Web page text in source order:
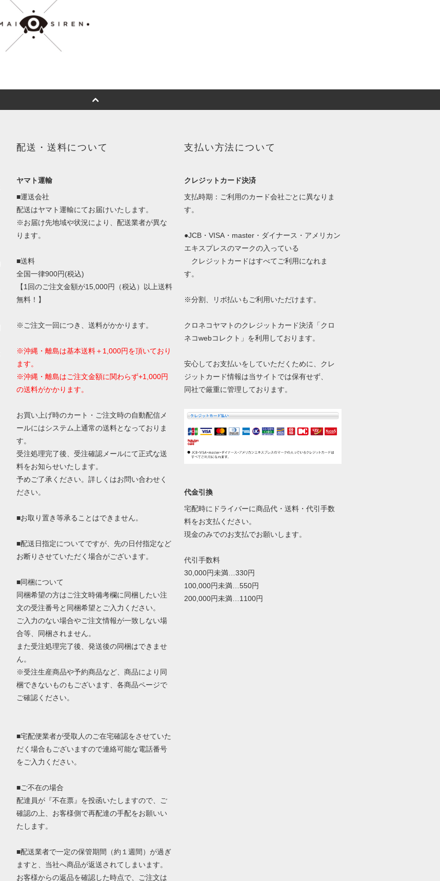
配送・送料について
ヤマト運輸
■運送会社
配送はヤマト運輸にてお届けいたします。
※お届け先地域や状況により、配送業者が異な
ります。
■送料
全国一律900円(税込)
【1回のご注文金額が15,000円（税込）以上送料
無料！】
※ご注文一回につき、送料がかかります。
※沖縄・離島は基本送料＋1,000円を頂いており
ます。
※沖縄・離島はご注文金額に関わらず+1,000円
の送料がかかります。
お買い上げ時のカート・ご注文時の自動配信メ
ールにはシステム上通常の送料となっておりま
す。
受注処理完了後、受注確認メールにて正式な送
料をお知らせいたします。
予めご了承ください。詳しくはお問い合わせく
ださい。
■お取り置き等承ることはできません。
■配送日指定についてですが、先の日付指定など
お断りさせていただく場合がございます。
■同梱について
同梱希望の方はご注文時備考欄に同梱したい注
文の受注番号と同梱希望とご入力ください。
ご入力のない場合やご注文情報が一致しない場
合等、同梱されません。
また受注処理完了後、発送後の同梱はできませ
ん。
※受注生産商品や予約商品など、商品により同
梱できないものもございます、各商品ページで
ご確認ください。
■宅配便業者が受取人のご在宅確認をさせていた
だく場合もございますので連絡可能な電話番号
をご入力ください。
■ご不在の場合
配達員が『不在票』を投函いたしますので、ご
確認の上、お客様側で再配達の手配をお願いい
たします。
■配送業者で一定の保管期間（約１週間）が過ぎ
ますと、当社へ商品が返送されてしまいます。
お客様からの返品を確認した時点で、ご注文は
支払い方法について
クレジットカード決済
支払時期：ご利用のカード会社ごとに異なりま
す。
●JCB・VISA・master・ダイナース・アメリカン
エキスプレスのマークの入っている
クレジットカードはすべてご利用になれま
す。
※分割、リボ払いもご利用いただけます。
クロネコヤマトのクレジットカード決済「クロ
ネコwebコレクト」を利用しております。
安心してお支払いをしていただくために、クレ
ジットカード情報は当サイトでは保有せず、
同社で厳重に管理しております。
代金引換
宅配時にドライバーに商品代・送料・代引手数
料をお支払ください。
現金のみでのお支払でお願いします。
代引手数料
30,000円未満…330円
100,000円未満…550円
200,000円未満…1100円